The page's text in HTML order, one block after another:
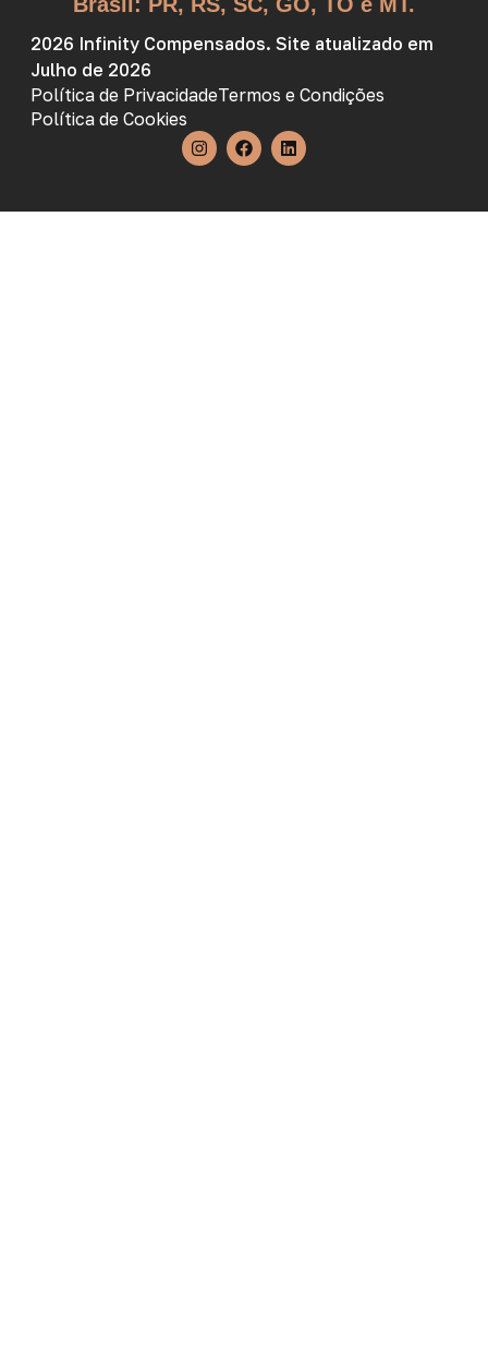
2026 Infinity Compensados. Site atualizado em
Julho de 2026
Política de PrivacidadeTermos e Condições
Política de Cookies